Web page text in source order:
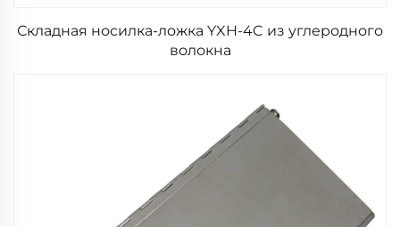
Складная носилка-ложка YXH-4C из углеродного
волокна